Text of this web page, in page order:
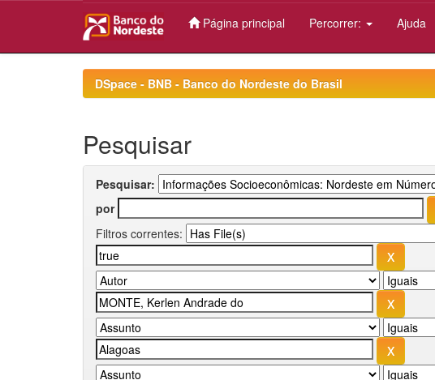
Página principal Percorrer: Ajuda
DSpace - BNB - Banco do Nordeste do Brasil
Pesquisar
Pesquisar:
por
Filtros correntes: